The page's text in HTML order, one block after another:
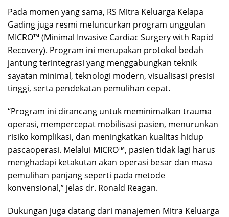
Pada momen yang sama, RS Mitra Keluarga Kelapa
Gading juga resmi meluncurkan program unggulan
MICRO™ (Minimal Invasive Cardiac Surgery with Rapid
Recovery). Program ini merupakan protokol bedah
jantung terintegrasi yang menggabungkan teknik
sayatan minimal, teknologi modern, visualisasi presisi
tinggi, serta pendekatan pemulihan cepat.
“Program ini dirancang untuk meminimalkan trauma
operasi, mempercepat mobilisasi pasien, menurunkan
risiko komplikasi, dan meningkatkan kualitas hidup
pascaoperasi. Melalui MICRO™, pasien tidak lagi harus
menghadapi ketakutan akan operasi besar dan masa
pemulihan panjang seperti pada metode
konvensional,” jelas dr. Ronald Reagan.
Dukungan juga datang dari manajemen Mitra Keluarga